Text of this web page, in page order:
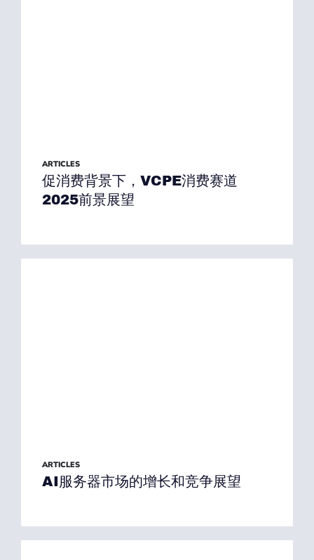
ARTICLES
促消费背景下，VCPE消费赛道
2025前景展望
ARTICLES
AI服务器市场的增长和竞争展望